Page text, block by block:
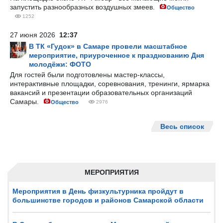
МЕРОПРИЯТИЯ
Мероприятия в День физкультурника пройдут в
большинстве городов и районов Самарской области
запустить разнообразных воздушных змеев.
Общество
1252
27 июня 2026 12:37
В ТК «Гудок» в Самаре провели масштабное
мероприятие, приуроченное к празднованию Дня
молодёжи: ФОТО
Для гостей были подготовлены мастер-классы,
интерактивные площадки, соревнования, тренинги, ярмарка
вакансий и презентации образовательных организаций
Самары.
Общество 2976
Весь список